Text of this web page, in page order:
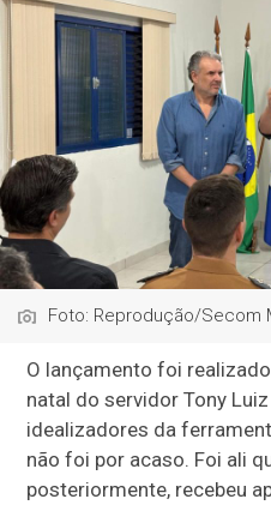
Foto: Reprodução/Secom
O lançamento foi
natal do servidor Tony
idealizadores da
não foi por acaso. Foi ali
posteriormente, recebeu